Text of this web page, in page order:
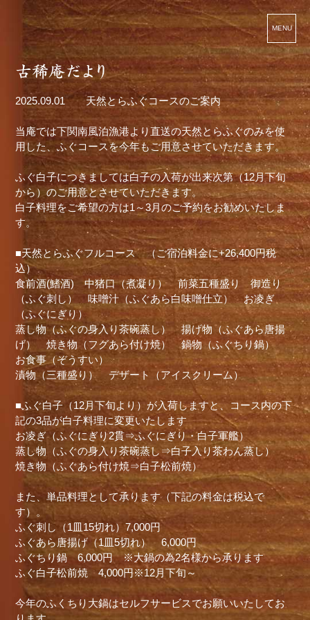
MENU
2025.09.01天然とらふぐコースのご案内
当庵では下関南風泊漁港より直送の天然とらふぐのみを使
用した、ふぐコースを今年もご用意させていただきます。
ふぐ白子につきましては白子の入荷が出来次第（12月下旬
から）のご用意とさせていただきます。
白子料理をご希望の方は1～3月のご予約をお勧めいたしま
す。
■天然とらふぐフルコース （ご宿泊料金に+26,400円税
込）
食前酒(鰭酒) 中猪口（煮凝り） 前菜五種盛り 御造り
（ふぐ刺し） 味噌汁（ふぐあら白味噌仕立） お凌ぎ
（ふぐにぎり）
蒸し物（ふぐの身入り茶碗蒸し） 揚げ物（ふぐあら唐揚
げ） 焼き物（フグあら付け焼） 鍋物（ふぐちり鍋）
お食事（ぞうすい）
漬物（三種盛り） デザート（アイスクリーム）
■ふぐ白子（12月下旬より）が入荷しますと、コース内の下
記の3品が白子料理に変更いたします
お凌ぎ（ふぐにぎり2貫⇒ふぐにぎり・白子軍艦）
蒸し物（ふぐの身入り茶碗蒸し⇒白子入り茶わん蒸し）
焼き物（ふぐあら付け焼⇒白子松前焼）
また、単品料理として承ります（下記の料金は税込で
す）。
ふぐ刺し（1皿15切れ）7,000円
ふぐあら唐揚げ（1皿5切れ） 6,000円
ふぐちり鍋 6,000円 ※大鍋の為2名様から承ります
ふぐ白子松前焼 4,000円※12月下旬～
今年のふくちり大鍋はセルフサービスでお願いいたしてお